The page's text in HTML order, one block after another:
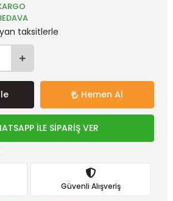
taksitlerle
Hemen Al
İLE SİPARİŞ VER
Güvenli Alışveriş